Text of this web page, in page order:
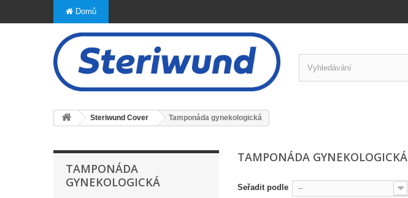
Domů
Steriwund Cover Tamponáda gynekologická
TAMPONÁDA
GYNEKOLOGICKÁ
TAMPONÁDA GYNEKOLOGICKÁ
Seřadit podle --